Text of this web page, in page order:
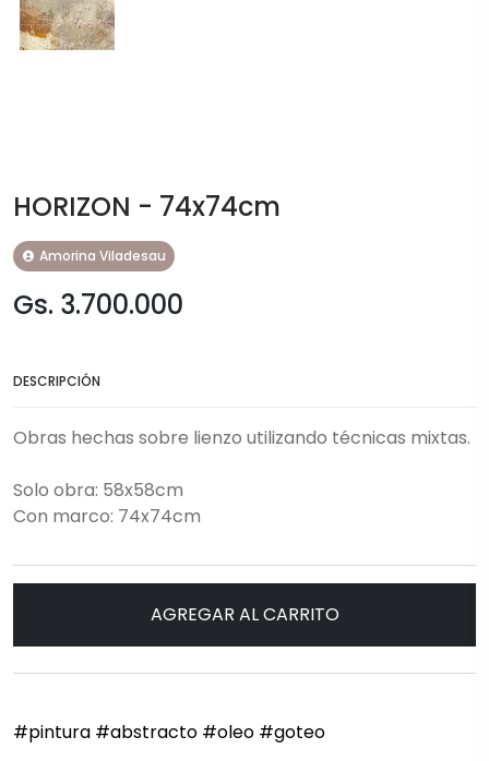
HORIZON - 74x74cm
Amorina Viladesau
Gs. 3.700.000
DESCRIPCIÓN
Obras hechas sobre lienzo utilizando técnicas mixtas.
Solo obra: 58x58cm
Con marco: 74x74cm
AGREGAR AL CARRITO
#pintura #abstracto #oleo #goteo